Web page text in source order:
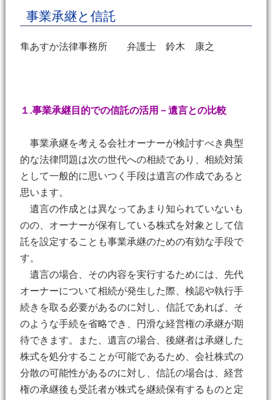
事業承継と信託
隼あすか法律事務所 弁護士 鈴木 康之
１.事業承継目的での信託の活用－遺言との比較
事業承継を考える会社オーナーが検討すべき典型
的な法律問題は次の世代への相続であり、相続対策
として一般的に思いつく手段は遺言の作成であると
思います。
遺言の作成とは異なってあまり知られていないも
のの、オーナーが保有している株式を対象として信
託を設定することも事業承継のための有効な手段で
す。
遺言の場合、その内容を実行するためには、先代
オーナーについて相続が発生した際、検認や執行手
続きを取る必要があるのに対し、信託であれば、そ
のような手続を省略でき、円滑な経営権の承継が期
待できます。また、遺言の場合、後継者は承継した
株式を処分することが可能であるため、会社株式の
分散の可能性があるのに対し、信託の場合は、経営
権の承継後も受託者が株式を継続保有するものと定